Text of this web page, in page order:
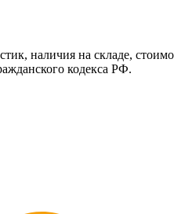
наличия на складе,
кодекса РФ.